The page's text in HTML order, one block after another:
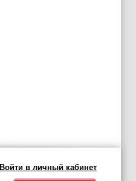
Войти в личный кабинет